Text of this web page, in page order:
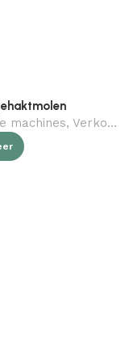
Slagerij
machines, Verkocht (gebruikt)